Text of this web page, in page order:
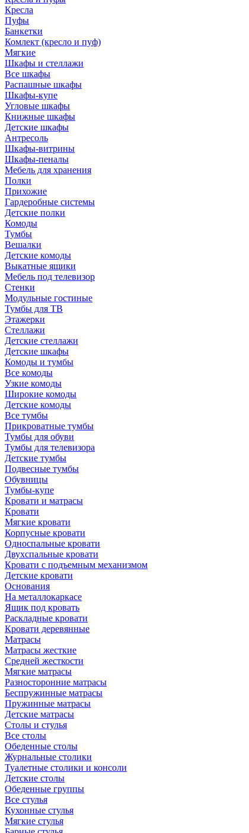
Кресла
Пуфы
Банкетки
Комлект (кресло и пуф)
Мягкие
Шкафы и стеллажи
Все шкафы
Распашные шкафы
Шкафы-купе
Угловые шкафы
Книжные шкафы
Детские шкафы
Антресоль
Шкафы-витрины
Шкафы-пеналы
Мебель для хранения
Полки
Прихожие
Гардеробные системы
Детские полки
Комоды
Тумбы
Вешалки
Детские комоды
Выкатные ящики
Мебель под телевизор
Стенки
Модульные гостиные
Тумбы для ТВ
Этажерки
Стеллажи
Детские стеллажи
Детские шкафы
Комоды и тумбы
Все комоды
Узкие комоды
Широкие комоды
Детские комоды
Все тумбы
Прикроватные тумбы
Тумбы для обуви
Тумбы для телевизора
Детские тумбы
Подвесные тумбы
Обувницы
Тумбы-купе
Кровати и матрасы
Кровати
Мягкие кровати
Корпусные кровати
Односпальные кровати
Двухспальные кровати
Кровати с подъемным механизмом
Детские кровати
Основания
На металлокаркасе
Ящик под кровать
Раскладные кровати
Кровати деревянные
Матрасы
Матрасы жесткие
Средней жесткости
Мягкие матрасы
Разносторонние матрасы
Беспружинные матрасы
Пружинные матрасы
Детские матрасы
Столы и стулья
Все столы
Обеденные столы
Журнальные столики
Туалетные столики и консоли
Детские столы
Обеденные группы
Все стулья
Кухонные стулья
Мягкие стулья